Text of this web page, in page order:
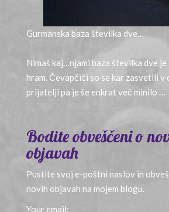
Gurmanska baza številka dve…
Nimaš kaj…njami baza številka dve je
hram. Čevapčiči so se kar zasvetili v
prijatelji pa je še enkrat več minilo …
Bodite obveščeni o
objavah
Pustite svoj e-poštni naslov in
novih objavah na mojem blogu.
Your email: